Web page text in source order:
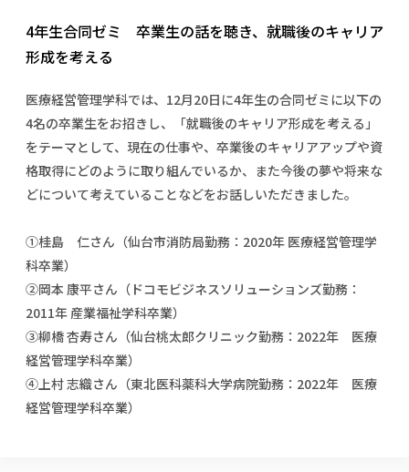
各種方針
学則
校歌の歴史
寄附の受け入れ
関連法人
教職員募集
役員・評議員一覧
社会連携・研究
カリキュラム編成ガイドライン
一般事業主行動計画
公的資金等の不正使用の防止に関する基本方針
研究活動における不正行為の防止等に関する対応
大学広報誌「TFU Newsletter 東北福祉大学通信」
リエゾンゼミ・ナビ（テキスト等）
お役立ち情報（リンク集）
放射線モニタリング測定結果（国見キャンパス）
情報公開
寄附行為
ガバナンス・コード
中期事業計画
事業計画／財務・事業報告
大学評価
学校教育法施行規則第172条の2に基づく情報公開
教職課程における情報の公表
学部・学科等設置計画履行状況報告書
情報公開規程
福祉行政学科
共生まちづくり学科
教育学部
健康科学部
健康科学部
保健看護学科
リハビリテーション学科
医療経営管理学科
産業福祉マネジメント学科
情報福祉マネジメント学科
仏教専修科
大学院
大学院
総合福祉学研究科 社会福祉学専攻 修士課程
総合福祉学研究科 社会福祉学専攻 博士課程
総合福祉学研究科 福祉心理学専攻 修士課程
教育学研究科 教育学専攻 修士課程
通信教育部
通信教育部
通信制大学院 総合福祉学研究科 社会福祉学専攻 修士課程
通信制大学院 総合福祉学研究科 福祉心理学専攻 修士課程
カリキュラム（学部・大学院）
その他の就学機会
デジタルパンフ
オープンキャンパス
就職状況
東北福祉大学のキャリアサポート
東北福祉大学のキャリアサポート
進路・就職支援
採用ご担当者様へ
採用ご担当者様へ
センター長の挨拶
求人の受付について
単独学内説明会のご案内
在学生の方
資格取得報奨制度について
東北福祉大学求人・インターンシップ検索サイト（キャリタス
卒業生の方
卒業生の方
卒業後のキャリア支援体制
在学生による訪問、情報提供へのご協力のお願い
卒業生アンケート
よくあるご質問
東北福祉大学のDNA
在学生インタビュー
課外活動 TOP
体育会・運動サークル紹介
文化会・文化系サークル紹介
大学指定団体紹介
国際交流
国際交流TOP
交換留学生 Exchange students
海外留学・研修
外国人在学生
Prospective Students
学生支援センター国際交流の活動
スタッフ紹介
社会連携・研究
社会連携・研究 TOP
東北福祉大学の研究活動
東北福祉大学の研究活動
東北福祉大学の研究紹介
共同研究等をご検討の皆様へ
東北福祉大学の紀要・リポジトリ
東北福祉大学の紀要・リポジトリ
研究紀要
教職研究
東北福祉大学教育・教職センター特別支援教育研究年報一覧
芹沢銈介美術工芸館年報
産学・産学官連携
産学・産学官連携
「高齢者のフレイル予防及びデジタルデバイド解消に向けた産
高齢者施設特化型モジュラー車いす開発
社会貢献・地域連携活動
社会貢献・地域連携活動
社会貢献への取り組み
生涯学習・社会人講座
生涯教育・キャリア教育
生涯学習・社会人講座
月例TFU実学臨床研究セミナー
特別支援教育研究室
TFU教育フォーラム
施設利用
同窓会
4年生合同ゼミ 卒業生の話を聴き、就職後のキャリア
形成を考える
医療経営管理学科では、12月20日に4年生の合同ゼミに以下の
4名の卒業生をお招きし、「就職後のキャリア形成を考える」
をテーマとして、現在の仕事や、卒業後のキャリアアップや資
格取得にどのように取り組んでいるか、また今後の夢や将来な
どについて考えていることなどをお話しいただきました。
①桂島 仁さん（仙台市消防局勤務：2020年 医療経営管理学
科卒業）
②岡本 康平さん（ドコモビジネスソリューションズ勤務：
2011年 産業福祉学科卒業）
③柳橋 杏寿さん（仙台桃太郎クリニック勤務：2022年 医療
経営管理学科卒業）
④上村 志織さん（東北医科薬科大学病院勤務：2022年 医療
経営管理学科卒業）